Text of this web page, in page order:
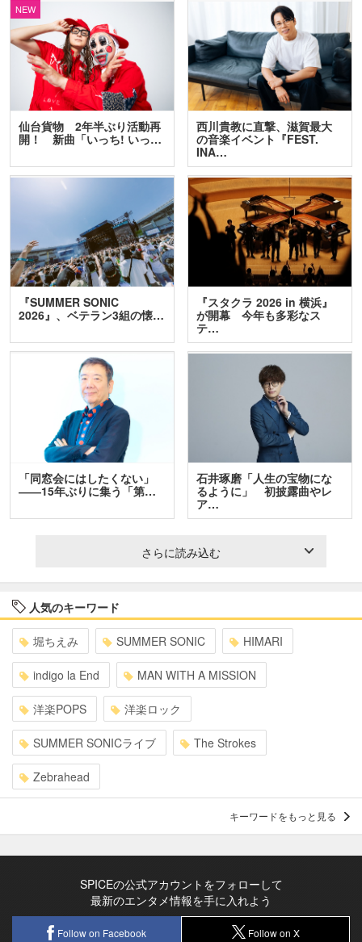
NEW
仙台貨物 2年半ぶり活動再
開！ 新曲「いっち! いっ…
西川貴教に直撃、滋賀最大
の音楽イベント『FEST.
INA…
『SUMMER SONIC
2026』、ベテラン3組の懐…
『スタクラ 2026 in 横浜』
が開幕 今年も多彩なス
テ…
「同窓会にはしたくない」
――15年ぶりに集う「第…
石井琢磨「人生の宝物にな
るように」 初披露曲やレ
ア…
さらに読み込む
人気のキーワード
堀ちえみ SUMMER SONIC HIMARI
indigo la End MAN WITH A MISSION
洋楽POPS 洋楽ロック
SUMMER SONICライブ The Strokes
Zebrahead
キーワードをもっと見る
SPICEの公式アカウントをフォローして
最新のエンタメ情報を手に入れよう
Follow on Facebook Follow on X